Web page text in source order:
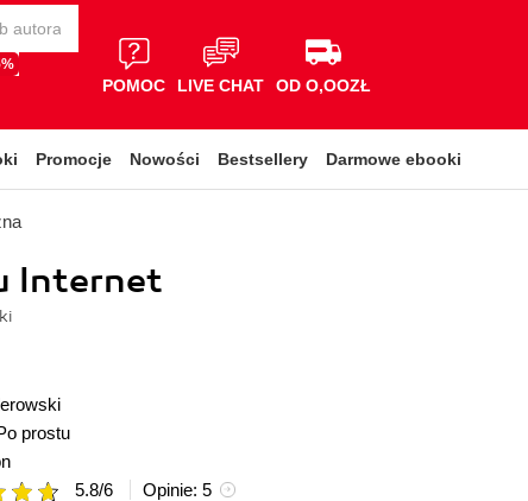
POMOC LIVE CHAT OD O,OOZŁ
Promocje Nowości Bestsellery Darmowe ebooki
Internet
prostu
5.8/6 Opinie: 5